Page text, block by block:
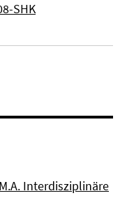
SHK
Interdisziplinäre